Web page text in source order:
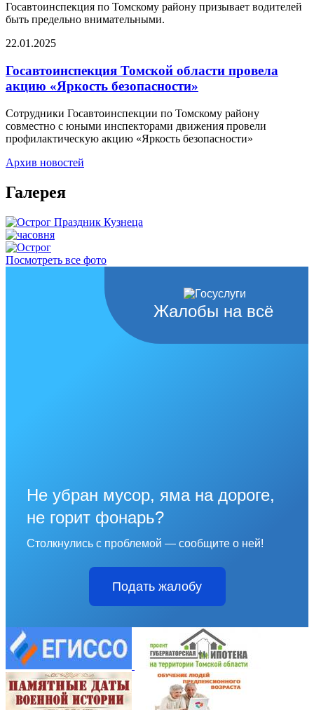
Госавтоинспекция по Томскому району призывает водителей
быть предельно внимательными.
22.01.2025
Госавтоинспекция Томской области провела
акцию «Яркость безопасности»
Сотрудники Госавтоинспекции по Томскому району
совместно с юными инспекторами движения провели
профилактическую акцию «Яркость безопасности»
Архив новостей
Галерея
Посмотреть все фото
Жалобы на всё
Не убран мусор, яма на дороге,
не горит фонарь?
Столкнулись с проблемой — сообщите о ней!
Подать жалобу